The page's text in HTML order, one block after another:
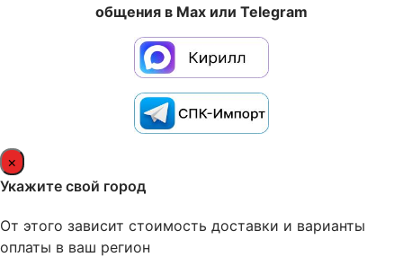
общения в Max или Telegram
×
Укажите свой город
От этого зависит стоимость доставки и варианты
оплаты в ваш регион